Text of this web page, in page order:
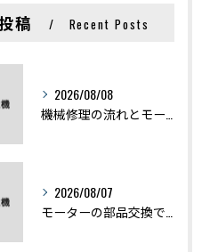
稿 Recent Posts
2026/08/08
2026/08/07